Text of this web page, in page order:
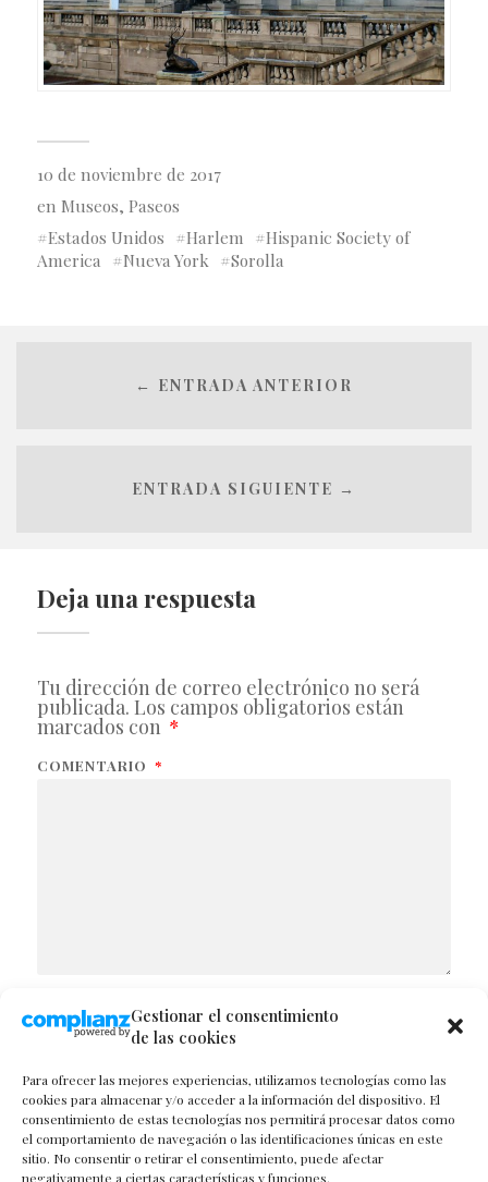
Gestionar el consentimiento
de las cookies
Para ofrecer las mejores experiencias, utilizamos tecnologías como las
cookies para almacenar y/o acceder a la información del dispositivo. El
consentimiento de estas tecnologías nos permitirá procesar datos como
el comportamiento de navegación o las identificaciones únicas en este
sitio. No consentir o retirar el consentimiento, puede afectar
negativamente a ciertas características y funciones.
10 de noviembre de 2017
en Museos, Paseos
Estados Unidos
Harlem
Hispanic Society of
America
Nueva York Sorolla
← ENTRADA ANTERIOR
ENTRADA SIGUIENTE →
Deja una respuesta
Tu dirección de correo electrónico no será
publicada. Los campos obligatorios están
marcados con *
COMENTARIO *
NOMBRE
CORREO ELECTRÓNICO